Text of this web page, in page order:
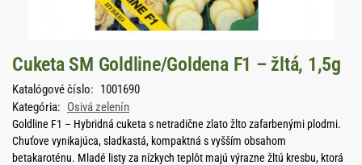
Cuketa SM Goldline/Goldena F1 – žltá, 1,5g
Katalógové číslo: 1001690
Kategória: Osivá zelenín
Goldline F1 – Hybridná cuketa s netradične zlato žlto zafarbenými plodmi.
Chuťove vynikajúca, sladkastá, kompaktná s vyšším obsahom
betakaroténu. Mladé listy za nízkych teplôt majú výrazne žltú kresbu, ktorá